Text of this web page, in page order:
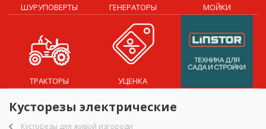
ШУРУПОВЕРТЫ ГЕНЕРАТОРЫ МОЙКИ
ТРАКТОРЫ УЦЕНКА
Кусторезы электрические
Кусторезы для живой изгороди